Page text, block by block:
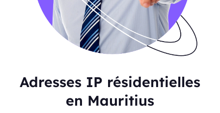
Adresses IP résidentielles
en Mauritius